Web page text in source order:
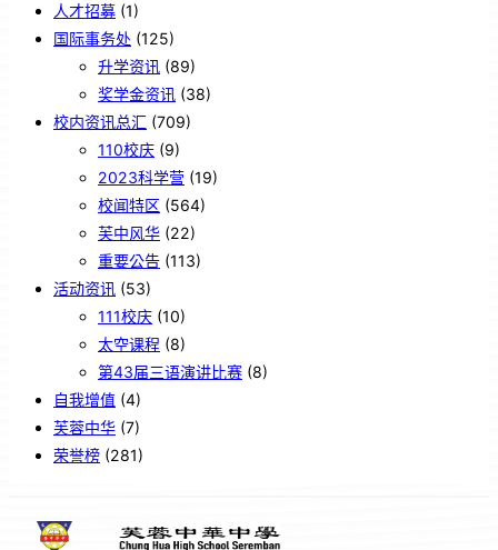
人才招募 (1)
国际事务处 (125)
升学资讯 (89)
奖学金资讯 (38)
校内资讯总汇 (709)
110校庆 (9)
2023科学营 (19)
校闻特区 (564)
芙中风华 (22)
重要公告 (113)
活动资讯 (53)
111校庆 (10)
太空课程 (8)
第43届三语演讲比赛 (8)
自我增值 (4)
芙蓉中华 (7)
荣誉榜 (281)